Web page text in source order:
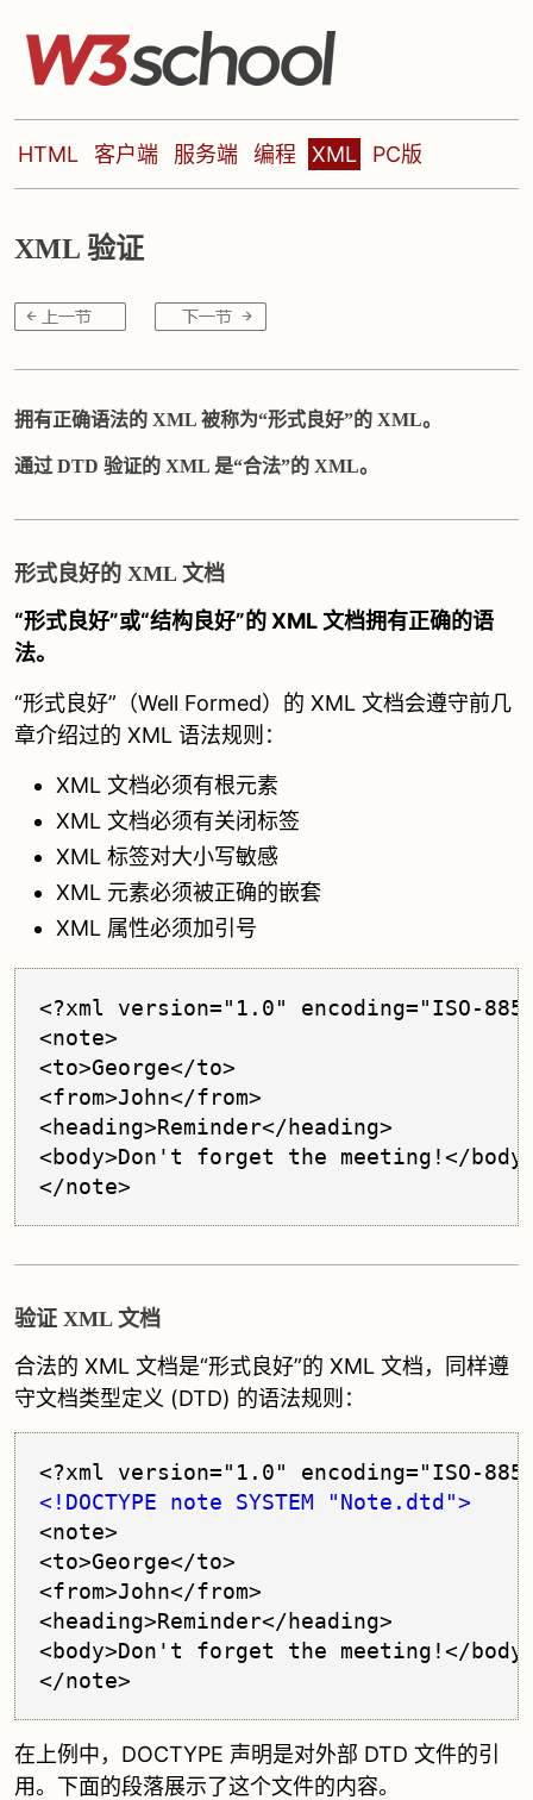
HTML 客户端 服务端 编程 XML PC版
XML 验证
拥有正确语法的 XML 被称为“形式良好”的 XML。
通过 DTD 验证的 XML 是“合法”的 XML。
形式良好的 XML 文档
“形式良好”或“结构良好”的 XML 文档拥有正确的语
法。
“形式良好”（Well Formed）的 XML 文档会遵守前几
章介绍过的 XML 语法规则：
XML 文档必须有根元素
XML 文档必须有关闭标签
XML 标签对大小写敏感
XML 元素必须被正确的嵌套
XML 属性必须加引号
<?xml version="1.0" encoding="ISO-
<note>
<to>George</to>
<from>John</from>
<heading>Reminder</heading>
<body>Don't forget the meeting!</
</note>
验证 XML 文档
合法的 XML 文档是“形式良好”的 XML 文档，同样遵
守文档类型定义 (DTD) 的语法规则：
<!DOCTYPE note SYSTEM "Note.dtd">
<note>
<to>George</to>
<from>John</from>
<heading>Reminder</heading>
<body>Don't forget the meeting!</
在上例中，DOCTYPE 声明是对外部 DTD 文件的引
用。下面的段落展示了这个文件的内容。